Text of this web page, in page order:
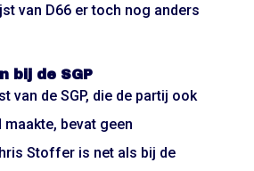
van D66 er toch nog anders
bij de SGP
van de SGP, die de partij ook
maakte, bevat geen
Stoffer is net als bij de